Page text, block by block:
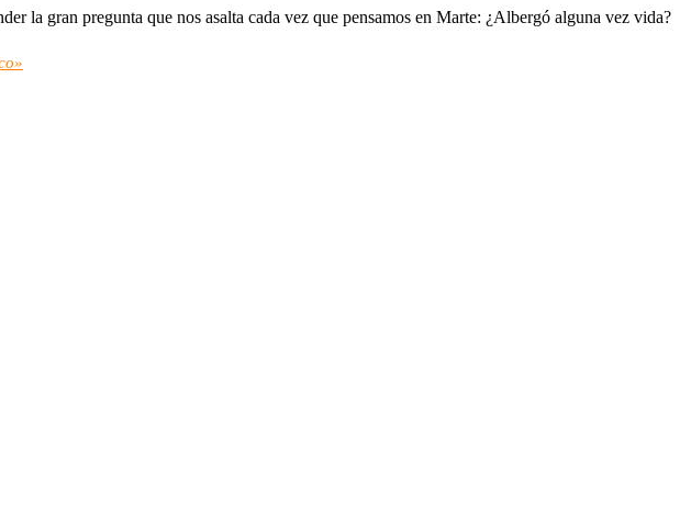
la gran pregunta que nos asalta cada vez que pensamos en Marte: ¿Albergó alguna vez vida?